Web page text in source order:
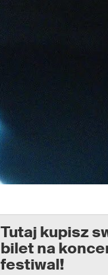
Tutaj kupisz
bilet na
festiwal!